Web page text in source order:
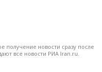
получение новости сразу после
все новости РИА Iran.ru.